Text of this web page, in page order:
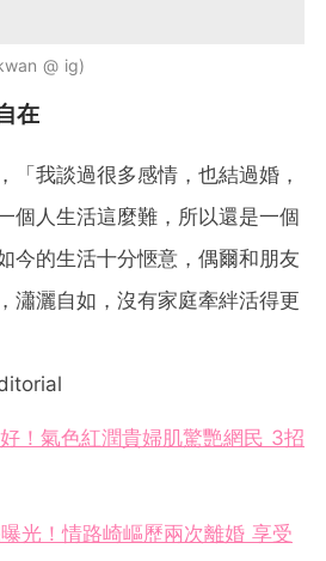
@ ig
在
「我談過很多感情，也結過婚，
個人生活這麼難，所以還是一個
今的生活十分愜意，偶爾和朋友
瀟灑自如，沒有家庭牽絆活得更
！氣色紅潤貴婦肌驚艷網民 3招
光！情路崎嶇歷兩次離婚 享受